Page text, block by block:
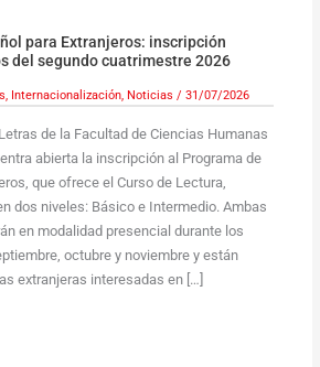
para Extranjeros: inscripción
del segundo cuatrimestre 2026
, Internacionalización, Noticias / 31/07/2026
de la Facultad de Ciencias Humanas
abierta la inscripción al Programa de
que ofrece el Curso de Lectura,
dos niveles: Básico e Intermedio. Ambas
en modalidad presencial durante los
octubre y noviembre y están
extranjeras interesadas en […]